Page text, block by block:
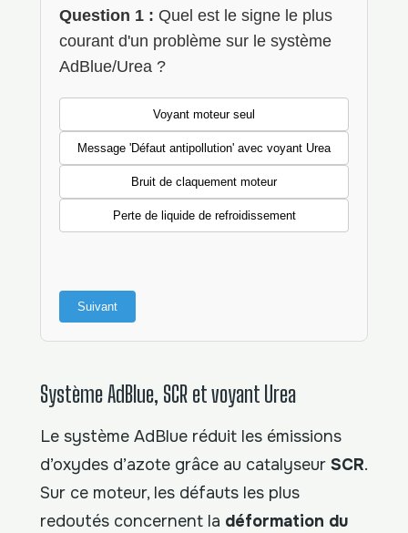
Question 1 : Quel est le signe le plus
courant d'un problème sur le système
AdBlue/Urea ?
Voyant moteur seul
Message 'Défaut antipollution' avec voyant Urea
Bruit de claquement moteur
Perte de liquide de refroidissement
Suivant
Système AdBlue, SCR et voyant Urea
Le système AdBlue réduit les émissions
d’oxydes d’azote grâce au catalyseur SCR.
Sur ce moteur, les défauts les plus
redoutés concernent la déformation du